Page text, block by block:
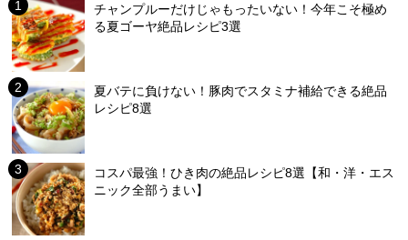
チャンプルーだけじゃもったいない！今年こそ極め
る夏ゴーヤ絶品レシピ3選
夏バテに負けない！豚肉でスタミナ補給できる絶品
レシピ8選
コスパ最強！ひき肉の絶品レシピ8選【和・洋・エス
ニック全部うまい】